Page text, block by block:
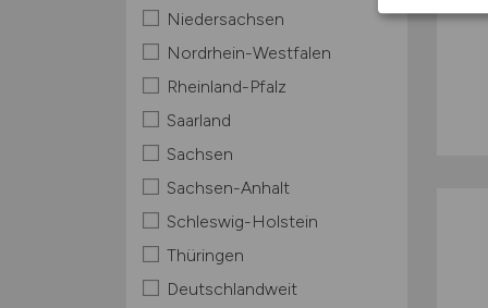
Niedersachsen
Nordrhein-Westfalen
Rheinland-Pfalz
Saarland
Sachsen
Sachsen-Anhalt
Schleswig-Holstein
Thüringen
Deutschlandweit